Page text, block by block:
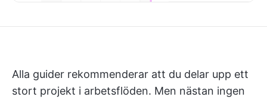
Alla guider rekommenderar att du delar upp ett
stort projekt i arbetsflöden. Men nästan ingen